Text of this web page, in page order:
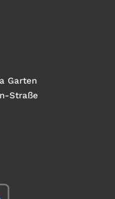
Garten
Straße